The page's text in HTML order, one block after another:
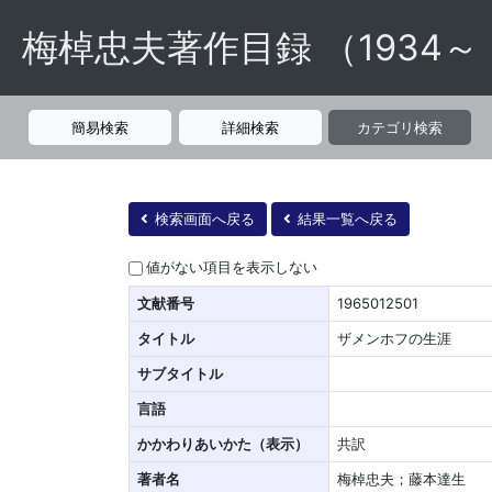
梅棹忠夫著作目録 （1934～
簡易検索 詳細検索 カテゴリ検索
検索画面へ戻る 結果一覧へ戻る
値がない項目を表示しない
文献番号
1965012501
タイトル
ザメンホフの生涯
サブタイトル
言語
かかわりあいかた（表示）
共訳
著者名
梅棹忠夫；藤本達生